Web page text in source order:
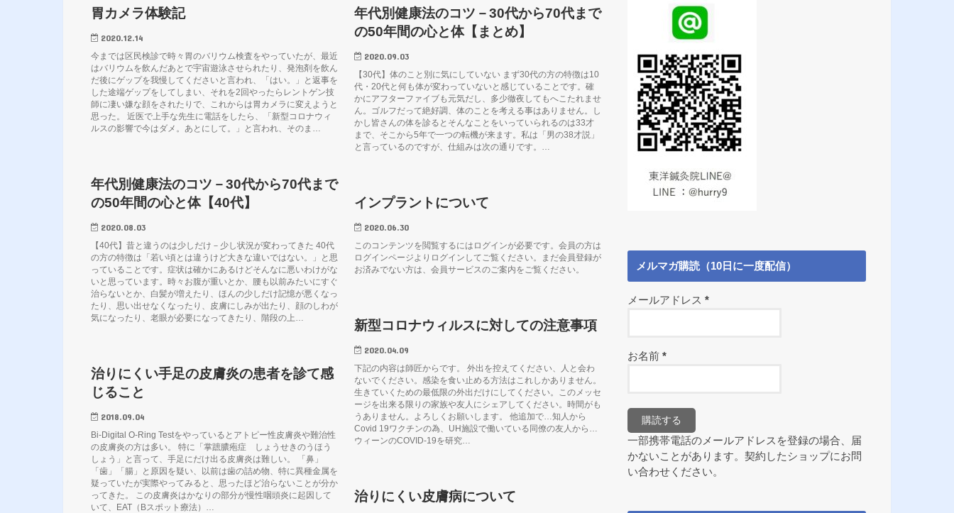
胃カメラ体験記
2020.12.14
今までは区民検診で時々胃のバリウム検査をやっていたが、最近
はバリウムを飲んだあとで宇宙遊泳させられたり、発泡剤を飲ん
だ後にゲップを我慢してくださいと言われ、「はい。」と返事を
した途端ゲップをしてしまい、それを2回やったらレントゲン技
師に凄い嫌な顔をされたりで、これからは胃カメラに変えようと
思った。 近医で上手な先生に電話をしたら、「新型コロナウィ
ルスの影響で今はダメ。あとにして。」と言われ、そのま…
年代別健康法のコツ－30代から70代まで
の50年間の心と体【まとめ】
2020.09.03
【30代】体のこと別に気にしていない まず30代の方の特徴は10
代・20代と何も体が変わっていないと感じていることです。確
かにアフターファイブも元気だし、多少徹夜してもへこたれませ
ん。ゴルフだって絶好調、体のことを考える事はありません。し
かし皆さんの体を診るとそんなことをいっていられるのは33才
まで、そこから5年で一つの転機が来ます。私は「男の38才説」
と言っているのですが、仕組みは次の通りです。…
年代別健康法のコツ－30代から70代まで
の50年間の心と体【40代】
2020.08.03
【40代】昔と違うのは少しだけ－少し状況が変わってきた 40代
の方の特徴は「若い頃とは違うけど大きな違いではない。」と思
っていることです。症状は確かにあるけどそんなに悪いわけがな
いと思っています。時々お腹が重いとか、腰も以前みたいにすぐ
治らないとか、白髪が増えたり、ほんの少しだけ記憶が悪くなっ
たり、思い出せなくなったり、皮膚にしみが出たり、顔のしわが
気になったり、老眼が必要になってきたり、階段の上…
インプラントについて
2020.06.30
このコンテンツを閲覧するにはログインが必要です。会員の方は
ログインページよりログインしてご覧ください。まだ会員登録が
お済みでない方は、会員サービスのご案内をご覧ください。
新型コロナウィルスに対しての注意事項
2020.04.09
下記の内容は師匠からです。 外出を控えてください、人と会わ
ないでください。感染を食い止める方法はこれしかありません。
生きていくための最低限の外出だけにしてください。このメッセ
ージを出来る限りの家族や友人にシェアしてください。時間がも
うありません。よろしくお願いします。 他追加で…知人から
Covid 19ワクチンの為、UH施設で働いている同僚の友人から…
ウィーンのCOVID-19を研究…
治りにくい手足の皮膚炎の患者を診て感
じること
2018.09.04
Bi-Digital O-Ring Testをやっているとアトピー性皮膚炎や難治性
の皮膚炎の方は多い。 特に「掌蹠膿疱症 しょうせきのうほう
しょう」と言って、手足にだけ出る皮膚炎は難しい。 「鼻」
「歯」「腸」と原因を疑い、以前は歯の詰め物、特に異種金属を
疑っていたが実際やってみると、思ったほど治らないことが分か
ってきた。 この皮膚炎はかなりの部分が慢性咽頭炎に起因して
いて、EAT（Bスポット療法）…
治りにくい皮膚病について
メルマガ購読（10日に一度配信）
メールアドレス *
お名前 *
一部携帯電話のメールアドレスを登録の場合、届
かないことがあります。契約したショップにお問
い合わせください。